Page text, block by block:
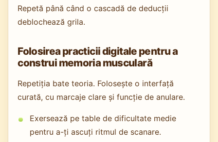
Repetă până când o cascadă de deducții
deblochează grila.
Folosirea practicii digitale pentru a
construi memoria musculară
Repetiția bate teoria. Folosește o interfață
curată, cu marcaje clare și funcție de anulare.
Exersează pe table de dificultate medie
pentru a-ți ascuți ritmul de scanare.